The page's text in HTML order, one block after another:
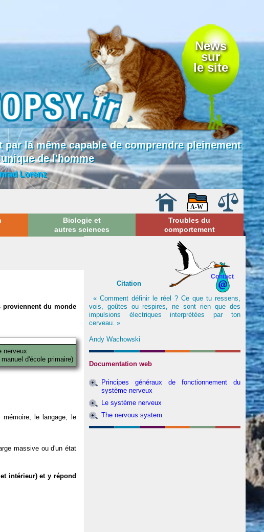
News
sur
le site
là même capable de comprendre pleinement
de l'homme
Lorenz
Biologie et
autres sciences
Troubles du
comportement
proviennent du monde
nerveux
d'école primaire)
le langage, le
massive ou d'un état
intérieur) et y répond
Contact
Citation
« Comment définir le réel ? Ce que tu ressens,
vois, goûtes ou respires, ne sont rien que des
impulsions électriques interprétées par ton
cerveau. »
Andy Wachowski
Documentation web
Principes généraux de fonctionnement du
système nerveux
Le système nerveux
The nervous system